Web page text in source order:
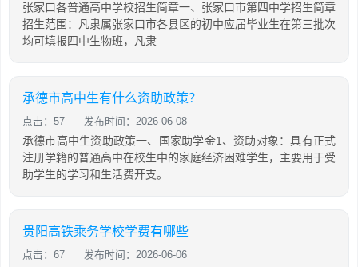
张家口各普通高中学校招生简章一、张家口市第四中学招生简章
招生范围：凡隶属张家口市各县区的初中应届毕业生在第三批次
均可填报四中生物班，凡隶
承德市高中生有什么资助政策？
点击：57 发布时间：2026-06-08
承德市高中生资助政策一、国家助学金1、资助对象：具有正式
注册学籍的普通高中在校生中的家庭经济困难学生，主要用于受
助学生的学习和生活费开支。
贵阳高铁乘务学校学费有哪些
点击：67 发布时间：2026-06-06